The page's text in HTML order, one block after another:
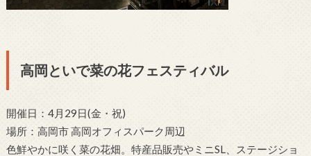
高岡といで菜の花フェスティバル
開催日：4月29日(金・祝)
場所：高岡市 高岡オフィスパーク周辺
色鮮やかに咲く菜の花畑。特産品販売やミニSL、ステージショ